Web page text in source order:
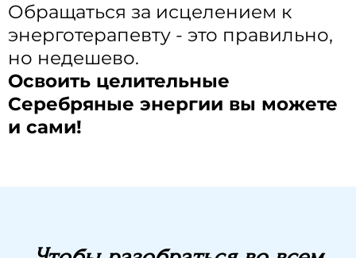
Обращаться за исцелением к
энерготерапевту - это правильно,
но недешево.
Освоить целительные
Серебряные энергии вы можете
и сами!